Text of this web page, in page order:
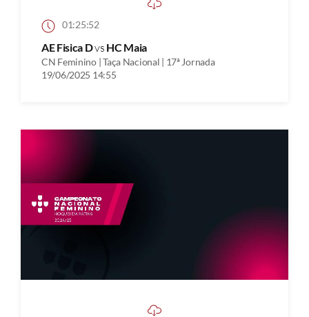
01:25:52
AE Fisica Dvs HC Maia
CN Feminino | Taça Nacional | 17ª Jornada
19/06/2025 14:55